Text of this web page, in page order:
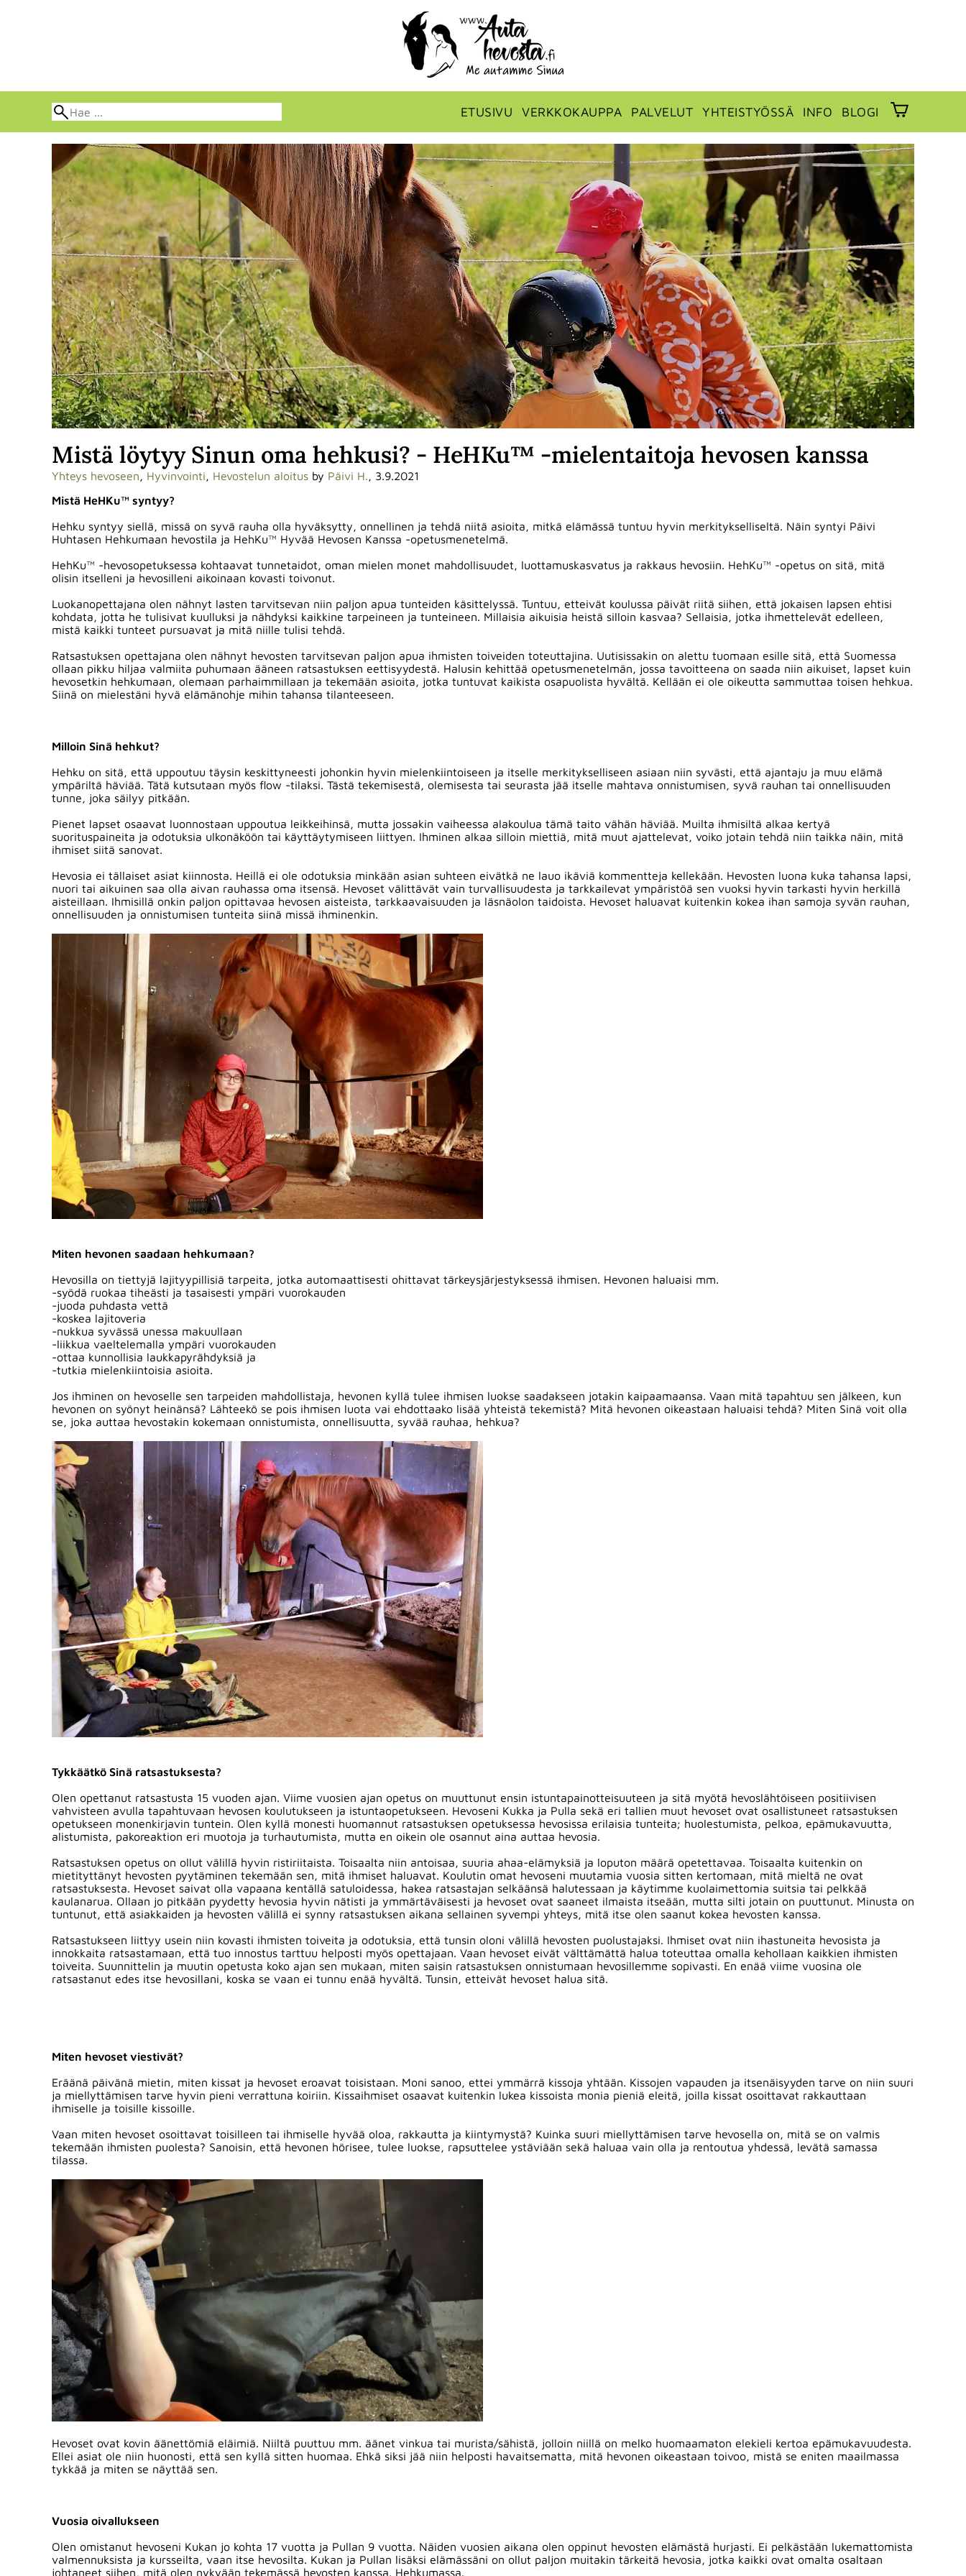
ETUSIVU VERKKOKAUPPA PALVELUT YHTEISTYÖSSÄ INFO BLOGI
Mistä löytyy Sinun oma hehkusi? - HeHKu™ -mielentaitoja hevosen kanssa
Yhteys hevoseen, Hyvinvointi, Hevostelun aloitus by Päivi H., 3.9.2021
Mistä HeHKu™ syntyy?
Hehku syntyy siellä, missä on syvä rauha olla hyväksytty, onnellinen ja tehdä niitä asioita, mitkä elämässä tuntuu hyvin merkitykselliseltä. Näin syntyi Päivi
Huhtasen Hehkumaan hevostila ja HehKu™ Hyvää Hevosen Kanssa -opetusmenetelmä.
HehKu™ -hevosopetuksessa kohtaavat tunnetaidot, oman mielen monet mahdollisuudet, luottamuskasvatus ja rakkaus hevosiin. HehKu™ -opetus on sitä, mitä
olisin itselleni ja hevosilleni aikoinaan kovasti toivonut.
Luokanopettajana olen nähnyt lasten tarvitsevan niin paljon apua tunteiden käsittelyssä. Tuntuu, etteivät koulussa päivät riitä siihen, että jokaisen lapsen ehtisi
kohdata, jotta he tulisivat kuulluksi ja nähdyksi kaikkine tarpeineen ja tunteineen. Millaisia aikuisia heistä silloin kasvaa? Sellaisia, jotka ihmettelevät edelleen,
mistä kaikki tunteet pursuavat ja mitä niille tulisi tehdä.
Ratsastuksen opettajana olen nähnyt hevosten tarvitsevan paljon apua ihmisten toiveiden toteuttajina. Uutisissakin on alettu tuomaan esille sitä, että Suomessa
ollaan pikku hiljaa valmiita puhumaan ääneen ratsastuksen eettisyydestä. Halusin kehittää opetusmenetelmän, jossa tavoitteena on saada niin aikuiset, lapset kuin
hevosetkin hehkumaan, olemaan parhaimmillaan ja tekemään asioita, jotka tuntuvat kaikista osapuolista hyvältä. Kellään ei ole oikeutta sammuttaa toisen hehkua.
Siinä on mielestäni hyvä elämänohje mihin tahansa tilanteeseen.
Milloin Sinä hehkut?
Hehku on sitä, että uppoutuu täysin keskittyneesti johonkin hyvin mielenkiintoiseen ja itselle merkitykselliseen asiaan niin syvästi, että ajantaju ja muu elämä
ympäriltä häviää. Tätä kutsutaan myös flow -tilaksi. Tästä tekemisestä, olemisesta tai seurasta jää itselle mahtava onnistumisen, syvä rauhan tai onnellisuuden
tunne, joka säilyy pitkään.
Pienet lapset osaavat luonnostaan uppoutua leikkeihinsä, mutta jossakin vaiheessa alakoulua tämä taito vähän häviää. Muilta ihmisiltä alkaa kertyä
suorituspaineita ja odotuksia ulkonäköön tai käyttäytymiseen liittyen. Ihminen alkaa silloin miettiä, mitä muut ajattelevat, voiko jotain tehdä niin taikka näin, mitä
ihmiset siitä sanovat.
Hevosia ei tällaiset asiat kiinnosta. Heillä ei ole odotuksia minkään asian suhteen eivätkä ne lauo ikäviä kommentteja kellekään. Hevosten luona kuka tahansa lapsi,
nuori tai aikuinen saa olla aivan rauhassa oma itsensä. Hevoset välittävät vain turvallisuudesta ja tarkkailevat ympäristöä sen vuoksi hyvin tarkasti hyvin herkillä
aisteillaan. Ihmisillä onkin paljon opittavaa hevosen aisteista, tarkkaavaisuuden ja läsnäolon taidoista. Hevoset haluavat kuitenkin kokea ihan samoja syvän rauhan,
onnellisuuden ja onnistumisen tunteita siinä missä ihminenkin.
Miten hevonen saadaan hehkumaan?
Hevosilla on tiettyjä lajityypillisiä tarpeita, jotka automaattisesti ohittavat tärkeysjärjestyksessä ihmisen. Hevonen haluaisi mm.
-syödä ruokaa tiheästi ja tasaisesti ympäri vuorokauden
-juoda puhdasta vettä
-koskea lajitoveria
-nukkua syvässä unessa makuullaan
-liikkua vaeltelemalla ympäri vuorokauden
-ottaa kunnollisia laukkapyrähdyksiä ja
-tutkia mielenkiintoisia asioita.
Jos ihminen on hevoselle sen tarpeiden mahdollistaja, hevonen kyllä tulee ihmisen luokse saadakseen jotakin kaipaamaansa. Vaan mitä tapahtuu sen jälkeen, kun
hevonen on syönyt heinänsä? Lähteekö se pois ihmisen luota vai ehdottaako lisää yhteistä tekemistä? Mitä hevonen oikeastaan haluaisi tehdä? Miten Sinä voit olla
se, joka auttaa hevostakin kokemaan onnistumista, onnellisuutta, syvää rauhaa, hehkua?
Tykkäätkö Sinä ratsastuksesta?
Olen opettanut ratsastusta 15 vuoden ajan. Viime vuosien ajan opetus on muuttunut ensin istuntapainotteisuuteen ja sitä myötä hevoslähtöiseen positiivisen
vahvisteen avulla tapahtuvaan hevosen koulutukseen ja istuntaopetukseen. Hevoseni Kukka ja Pulla sekä eri tallien muut hevoset ovat osallistuneet ratsastuksen
opetukseen monenkirjavin tuntein. Olen kyllä monesti huomannut ratsastuksen opetuksessa hevosissa erilaisia tunteita; huolestumista, pelkoa, epämukavuutta,
alistumista, pakoreaktion eri muotoja ja turhautumista, mutta en oikein ole osannut aina auttaa hevosia.
Ratsastuksen opetus on ollut välillä hyvin ristiriitaista. Toisaalta niin antoisaa, suuria ahaa-elämyksiä ja loputon määrä opetettavaa. Toisaalta kuitenkin on
mietityttänyt hevosten pyytäminen tekemään sen, mitä ihmiset haluavat. Koulutin omat hevoseni muutamia vuosia sitten kertomaan, mitä mieltä ne ovat
ratsastuksesta. Hevoset saivat olla vapaana kentällä satuloidessa, hakea ratsastajan selkäänsä halutessaan ja käytimme kuolaimettomia suitsia tai pelkkää
kaulanarua. Ollaan jo pitkään pyydetty hevosia hyvin nätisti ja ymmärtäväisesti ja hevoset ovat saaneet ilmaista itseään, mutta silti jotain on puuttunut. Minusta on
tuntunut, että asiakkaiden ja hevosten välillä ei synny ratsastuksen aikana sellainen syvempi yhteys, mitä itse olen saanut kokea hevosten kanssa.
Ratsastukseen liittyy usein niin kovasti ihmisten toiveita ja odotuksia, että tunsin oloni välillä hevosten puolustajaksi. Ihmiset ovat niin ihastuneita hevosista ja
innokkaita ratsastamaan, että tuo innostus tarttuu helposti myös opettajaan. Vaan hevoset eivät välttämättä halua toteuttaa omalla kehollaan kaikkien ihmisten
toiveita. Suunnittelin ja muutin opetusta koko ajan sen mukaan, miten saisin ratsastuksen onnistumaan hevosillemme sopivasti. En enää viime vuosina ole
ratsastanut edes itse hevosillani, koska se vaan ei tunnu enää hyvältä. Tunsin, etteivät hevoset halua sitä.
Miten hevoset viestivät?
Eräänä päivänä mietin, miten kissat ja hevoset eroavat toisistaan. Moni sanoo, ettei ymmärrä kissoja yhtään. Kissojen vapauden ja itsenäisyyden tarve on niin suuri
ja miellyttämisen tarve hyvin pieni verrattuna koiriin. Kissaihmiset osaavat kuitenkin lukea kissoista monia pieniä eleitä, joilla kissat osoittavat rakkauttaan
ihmiselle ja toisille kissoille.
Vaan miten hevoset osoittavat toisilleen tai ihmiselle hyvää oloa, rakkautta ja kiintymystä? Kuinka suuri miellyttämisen tarve hevosella on, mitä se on valmis
tekemään ihmisten puolesta? Sanoisin, että hevonen hörisee, tulee luokse, rapsuttelee ystäviään sekä haluaa vain olla ja rentoutua yhdessä, levätä samassa
tilassa.
Hevoset ovat kovin äänettömiä eläimiä. Niiltä puuttuu mm. äänet vinkua tai murista/sähistä, jolloin niillä on melko huomaamaton elekieli kertoa epämukavuudesta.
Ellei asiat ole niin huonosti, että sen kyllä sitten huomaa. Ehkä siksi jää niin helposti havaitsematta, mitä hevonen oikeastaan toivoo, mistä se eniten maailmassa
tykkää ja miten se näyttää sen.
Vuosia oivallukseen
Olen omistanut hevoseni Kukan jo kohta 17 vuotta ja Pullan 9 vuotta. Näiden vuosien aikana olen oppinut hevosten elämästä hurjasti. Ei pelkästään lukemattomista
valmennuksista ja kursseilta, vaan itse hevosilta. Kukan ja Pullan lisäksi elämässäni on ollut paljon muitakin tärkeitä hevosia, jotka kaikki ovat omalta osaltaan
johtaneet siihen, mitä olen nykyään tekemässä hevosten kanssa. Hehkumassa.